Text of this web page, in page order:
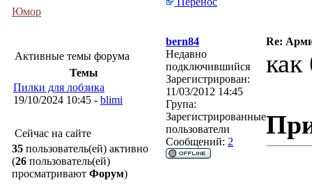
Юмор
Активные темы форума
Темы
Пилки для лобзика
19/10/2024 10:45 - blimi
Сейчас на сайте
35 пользователь(ей) активно
(26 пользователь(ей)
просматривают Форум)
bern84
Re:
Недавно
подключившийся
Зарегистрирован:
11/03/2012 14:45
Група:
Зарегистрированные
пользователи
Сообщений: 2
как